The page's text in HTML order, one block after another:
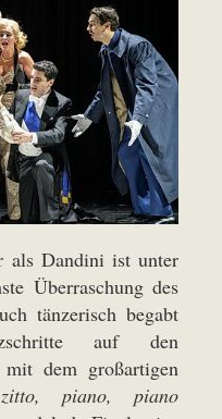
als Dandini ist unter
Überraschung des
tänzerisch begabt
auf den
dem großartigen
piano, piano